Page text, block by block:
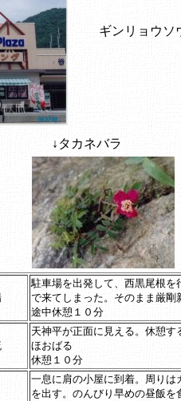
ギンリョウ
↓タカネバラ
駐車場を出発して、西黒尾根
で来てしまった。そのまま厳剛
途中休憩１０分
天神平が正面に見える。休憩
ほおばる
休憩１０分
一息に肩の小屋に到着。周り
を出す。のんびり早めの昼飯を